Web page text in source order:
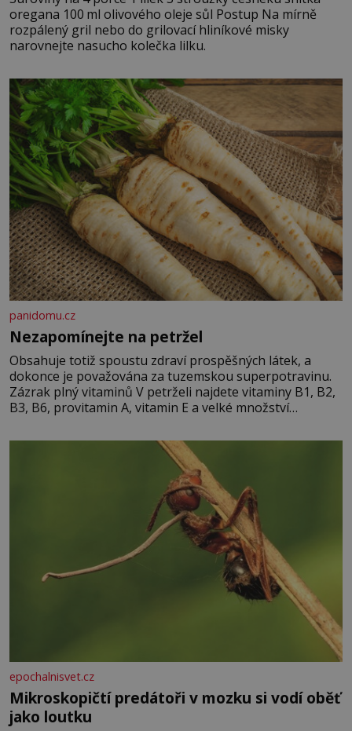
oregana 100 ml olivového oleje sůl Postup Na mírně
rozpálený gril nebo do grilovací hliníkové misky
narovnejte nasucho kolečka lilku.
panidomu.cz
Nezapomínejte na petržel
Obsahuje totiž spoustu zdraví prospěšných látek, a
dokonce je považována za tuzemskou superpotravinu.
Zázrak plný vitaminů V petrželi najdete vitaminy B1, B2,
B3, B6, provitamin A, vitamin E a velké množství
pomeranč, v kořeni je také, ale je ho desetkrát méně), a
epochalnisvet.cz
Mikroskopičtí predátoři v mozku si vodí oběť
jako loutku